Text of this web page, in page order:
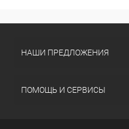
НАШИ ПРЕДЛОЖЕНИЯ
ПОМОЩЬ И СЕРВИСЫ